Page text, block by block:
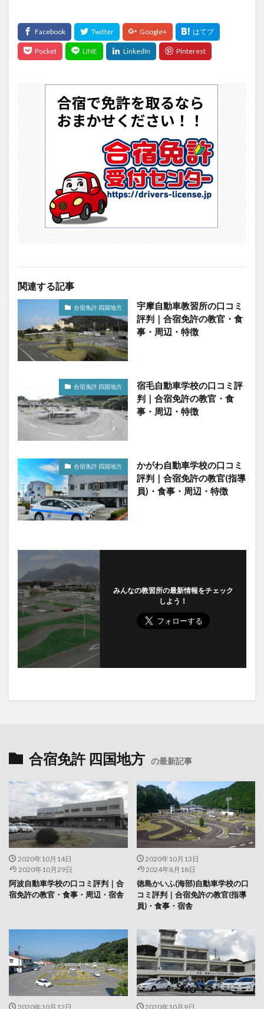
関連する記事
合宿免許 四国地方
宇摩自動車教習所の口コミ
評判｜合宿免許の教官・食
事・周辺・特徴
合宿免許 四国地方
宿毛自動車学校の口コミ評
判｜合宿免許の教官・食
事・周辺・特徴
合宿免許 四国地方
かがわ自動車学校の口コミ
評判｜合宿免許の教官(指導
員)・食事・周辺・特徴
みんなの教習所の最新情報をチェック
しよう！
合宿免許 四国地方 の最新記事
2020年10月14日
2020年10月29日
阿波自動車学校の口コミ評判｜合
宿免許の教官・食事・周辺・宿舎
2020年10月13日
2024年8月18日
徳島かいふ(海部)自動車学校の口
コミ評判｜合宿免許の教官(指導
員)・食事・宿舎
2020年10月12日 2020年10月9日